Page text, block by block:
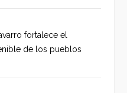
fortalece el
de los pueblos